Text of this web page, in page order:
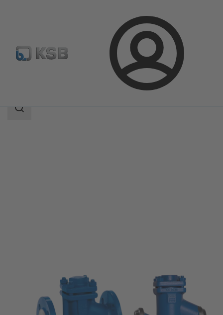
Bejelentkezés
Termékkatalógus NORI 40 RXL/RXS
Keresési